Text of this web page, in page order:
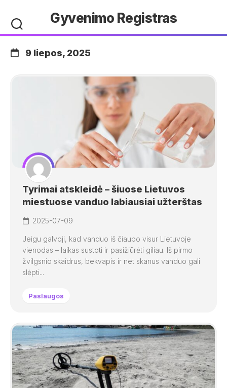
content
Gyvenimo Registras
9 liepos, 2025
Tyrimai atskleidė – šiuose Lietuvos
miestuose vanduo labiausiai užterštas
2025-07-09
Jeigu galvoji, kad vanduo iš čiaupo visur Lietuvoje
vienodas – laikas sustoti ir pasižiūrėti giliau. Iš pirmo
žvilgsnio skaidrus, bekvapis ir net skanus vanduo gali
slėpti...
Paslaugos